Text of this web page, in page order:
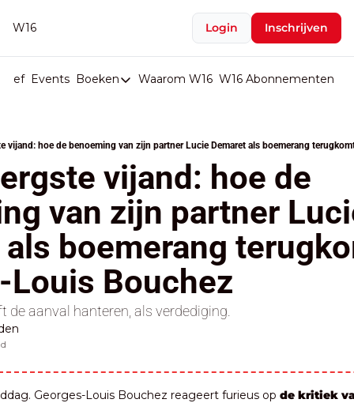
W16 Login Inschrijven
Events Boeken
Boeken
Boeken
Stop de Persen
Het Merk België
De Doodgravers van België
Bpost Hold-up
Waarom W16 W16 Abonnementen
vijand: hoe de benoeming van zijn partner Lucie Demaret als boemerang
vijand: hoe de
van zijn partner
als boemerang
Louis Bouchez
de aanval hanteren, als verdediging.
Georges-Louis Bouchez reageert furieus op de kritiek